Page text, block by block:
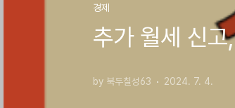
경제
추가 월세 신
by 북두칠성63 2024. 7. 4.